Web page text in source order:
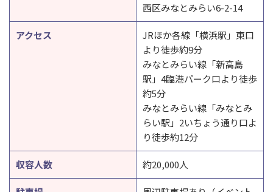
西区みなとみらい6-2-14
アクセス
JRほか各線「横浜駅」東口
より徒歩約9分
みなとみらい線「新高島
駅」4臨港パーク口より徒歩
約5分
みなとみらい線「みなとみ
らい駅」2いちょう通り口よ
り徒歩約12分
収容人数 約20,000人